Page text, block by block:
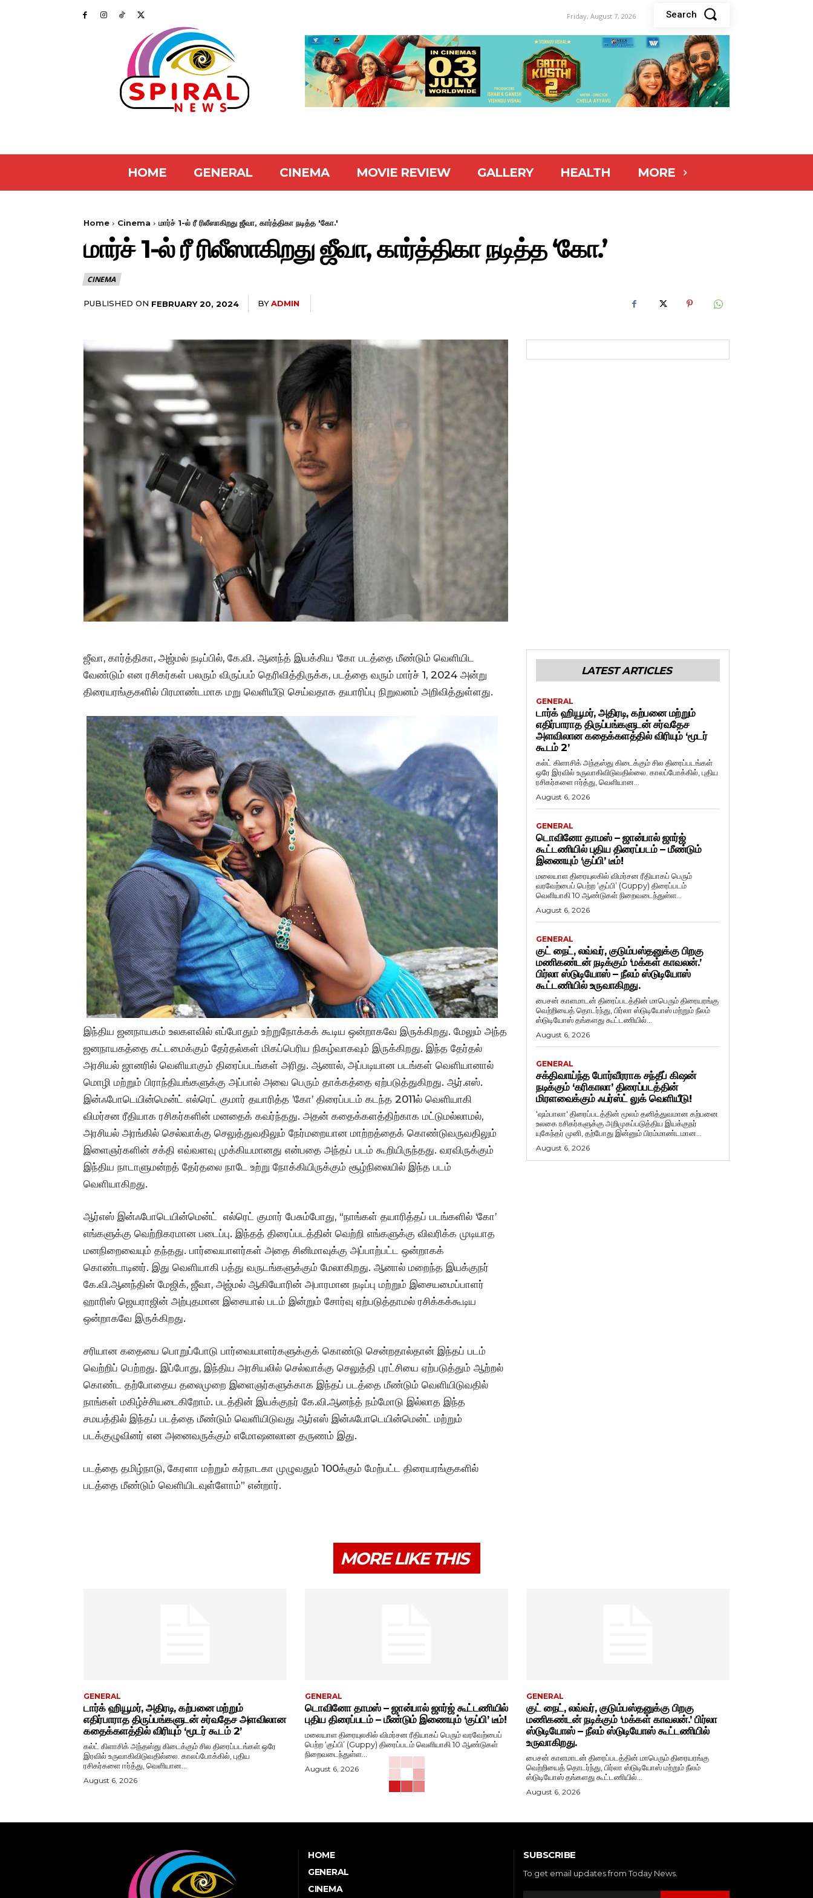
Friday, August 7, 2026 Search
HOME GENERAL CINEMA MOVIE REVIEW GALLERY HEALTH MORE
Home Cinema மார்ச் 1-ல் ரீ ரிலீஸாகிறது ஜீவா, கார்த்திகா நடித்த 'கோ.'
மார்ச் 1-ல் ரீ ரிலீஸாகிறது ஜீவா, கார்த்திகா நடித்த ‘கோ.’
CINEMA
PUBLISHED ON FEBRUARY 20, 2024 BYADMIN
ஜீவா, கார்த்திகா, அஜ்மல் நடிப்பில், கே.வி. ஆனந்த் இயக்கிய ‘கோ படத்தை மீண்டும் வெளியிட
வேண்டும் என ரசிகர்கள் பலரும் விருப்பம் தெரிவித்திருக்க, படத்தை வரும் மார்ச் 1, 2024 அன்று
திரையரங்குகளில் பிரமாண்டமாக மறு வெளியீடு செய்வதாக தயாரிப்பு நிறுவனம் அறிவித்துள்ளது.
இந்திய ஜனநாயகம் உலகளவில் எப்போதும் உற்றுநோக்கக் கூடிய ஒன்றாகவே இருக்கிறது. மேலும் அந்த
ஜனநாயகத்தை கட்டமைக்கும் தேர்தல்கள் மிகப்பெரிய நிகழ்வாகவும் இருக்கிறது. இந்த தேர்தல்
அரசியல் ஜானரில் வெளியாகும் திரைப்படங்கள் அரிது. ஆனால், அப்படியான படங்கள் வெளியானால்
மொழி மற்றும் பிராந்தியங்களுக்கு அப்பால் அவை பெரும் தாக்கத்தை ஏற்படுத்துகிறது. ஆர்.எஸ்.
இன்ஃபோடெயின்மென்ட் எல்ரெட் குமார் தயாரித்த ’கோ’ திரைப்படம் கடந்த 2011ல் வெளியாகி
விமர்சன ரீதியாக ரசிகர்களின் மனதைக் கவர்ந்தது. அதன் கதைக்களத்திற்காக மட்டுமல்லாமல்,
அரசியல் அரங்கில் செல்வாக்கு செலுத்துவதிலும் நேர்மறையான மாற்றத்தைக் கொண்டுவருவதிலும்
இளைஞர்களின் சக்தி எவ்வளவு முக்கியமானது என்பதை அந்தப் படம் கூறியிருந்தது. வரவிருக்கும்
இந்திய நாடாளுமன்றத் தேர்தலை நாடே உற்று நோக்கியிருக்கும் சூழ்நிலையில் இந்த படம்
வெளியாகிறது.
ஆர்எஸ் இன்ஃபோடெயின்மென்ட் எல்ரெட் குமார் பேசும்போது, “நாங்கள் தயாரித்தப் படங்களில் ‘கோ’
எங்களுக்கு வெற்றிகரமான படைப்பு. இந்தத் திரைப்படத்தின் வெற்றி எங்களுக்கு விவரிக்க முடியாத
மனநிறைவையும் தந்தது. பார்வையாளர்கள் அதை சினிமாவுக்கு அப்பாற்பட்ட ஒன்றாகக்
கொண்டாடினர். இது வெளியாகி பத்து வருடங்களுக்கும் மேலாகிறது. ஆனால் மறைந்த இயக்குநர்
கே.வி.ஆனந்தின் மேஜிக், ஜீவா, அஜ்மல் ஆகியோரின் அபாரமான நடிப்பு மற்றும் இசையமைப்பாளர்
ஹாரிஸ் ஜெயராஜின் அற்புதமான இசையால் படம் இன்றும் சோர்வு ஏற்படுத்தாமல் ரசிக்கக்கூடிய
ஒன்றாகவே இருக்கிறது.
சரியான கதையை பொறுப்போடு பார்வையாளர்களுக்குக் கொண்டு சென்றதால்தான் இந்தப் படம்
வெற்றிப் பெற்றது. இப்போது, இந்திய அரசியலில் செல்வாக்கு செலுத்தி புரட்சியை ஏற்படுத்தும் ஆற்றல்
கொண்ட தற்போதைய தலைமுறை இளைஞர்களுக்காக இந்தப் படத்தை மீண்டும் வெளியிடுவதில்
நாங்கள் மகிழ்ச்சியடைகிறோம். படத்தின் இயக்குநர் கே.வி.ஆனந்த் நம்மோடு இல்லாத இந்த
சமயத்தில் இந்தப் படத்தை மீண்டும் வெளியிடுவது ஆர்எஸ் இன்ஃபோடெயின்மென்ட் மற்றும்
படக்குழுவினர் என அனைவருக்கும் எமோஷனலான தருணம் இது.
படத்தை தமிழ்நாடு, கேரளா மற்றும் கர்நாடகா முழுவதும் 100க்கும் மேற்பட்ட திரையரங்குகளில்
படத்தை மீண்டும் வெளியிடவுள்ளோம்” என்றார்.
LATEST ARTICLES
GENERAL
டார்க் ஹியூமர், அதிரடி, கற்பனை மற்றும்
எதிர்பாராத திருப்பங்களுடன் சர்வதேச
அளவிலான கதைக்களத்தில் விரியும் ‘மூடர்
கூடம் 2’
கல்ட் கிளாசிக் அந்தஸ்து கிடைக்கும் சில திரைப்படங்கள்
ஒரே இரவில் உருவாகிவிடுவதில்லை. காலப்போக்கில், புதிய
ரசிகர்களை ஈர்த்து, வெளியான...
August 6, 2026
GENERAL
டொவினோ தாமஸ் – ஜான்பால் ஜார்ஜ்
கூட்டணியில் புதிய திரைப்படம் – மீண்டும்
இணையும் ‘குப்பி’ டீம்!
மலையாள திரையுலகில் விமர்சன ரீதியாகப் பெரும்
வரவேற்பைப் பெற்ற ‘குப்பி’ (Guppy) திரைப்படம்
வெளியாகி 10 ஆண்டுகள் நிறைவடைந்துள்ள...
August 6, 2026
GENERAL
குட் நைட், லவ்வர், குடும்பஸ்தனுக்கு பிறகு
மணிகண்டன் நடிக்கும் ‘மக்கள் காவலன்.’
பிர்லா ஸ்டுடியோஸ் – நீலம் ஸ்டுடியோஸ்
கூட்டணியில் உருவாகிறது.
பைசன் காளமாடன் திரைப்படத்தின் மாபெரும் திரையரங்கு
வெற்றியைத் தொடர்ந்து, பிர்லா ஸ்டுடியோஸ் மற்றும் நீலம்
ஸ்டுடியோஸ் தங்களது கூட்டணியில்...
August 6, 2026
GENERAL
சக்திவாய்ந்த போர்வீரராக சந்தீப் கிஷன்
நடிக்கும் ‘கரிகாலா’ திரைப்படத்தின்
மிரளவைக்கும் ஃபர்ஸ்ட் லுக் வெளியீடு!
'ஷம்பாலா' திரைப்படத்தின் மூலம் தனித்துவமான கற்பனை
உலகை ரசிகர்களுக்கு அறிமுகப்படுத்திய இயக்குநர்
யுகேந்தர் முனி, தற்போது இன்னும் பிரம்மாண்டமான...
August 6, 2026
MORE LIKE THIS
GENERAL
டார்க் ஹியூமர், அதிரடி, கற்பனை மற்றும்
எதிர்பாராத திருப்பங்களுடன் சர்வதேச அளவிலான
கதைக்களத்தில் விரியும் ‘மூடர் கூடம் 2’
கல்ட் கிளாசிக் அந்தஸ்து கிடைக்கும் சில திரைப்படங்கள் ஒரே
இரவில் உருவாகிவிடுவதில்லை. காலப்போக்கில், புதிய
ரசிகர்களை ஈர்த்து, வெளியான...
August 6, 2026
GENERAL
டொவினோ தாமஸ் – ஜான்பால் ஜார்ஜ் கூட்டணியில்
புதிய திரைப்படம் – மீண்டும் இணையும் ‘குப்பி’ டீம்!
மலையாள திரையுலகில் விமர்சன ரீதியாகப் பெரும் வரவேற்பைப்
பெற்ற ‘குப்பி’ (Guppy) திரைப்படம் வெளியாகி 10 ஆண்டுகள்
நிறைவடைந்துள்ள...
August 6, 2026
GENERAL
குட் நைட், லவ்வர், குடும்பஸ்தனுக்கு பிறகு
மணிகண்டன் நடிக்கும் ‘மக்கள் காவலன்.’ பிர்லா
ஸ்டுடியோஸ் – நீலம் ஸ்டுடியோஸ் கூட்டணியில்
உருவாகிறது.
பைசன் காளமாடன் திரைப்படத்தின் மாபெரும் திரையரங்கு
வெற்றியைத் தொடர்ந்து, பிர்லா ஸ்டுடியோஸ் மற்றும் நீலம்
ஸ்டுடியோஸ் தங்களது கூட்டணியில்...
August 6, 2026
HOME
GENERAL
CINEMA
SUBSCRIBE
To get email updates from Today News.